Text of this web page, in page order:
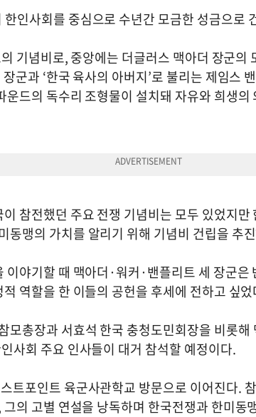
인사회를 중심으로 수년간 모금한 성금으로
기념비로, 중앙에는 더글러스 맥아더 장군의
군과 ‘한국 육사의 아버지’로 불리는 제임스
드의 독수리 조형물이 설치돼 자유와 희생의
참전했던 주요 전쟁 기념비는 모두 있었지
동맹의 가치를 알리기 위해 기념비 건립을 추
이야기할 때 맥아더·워커·밴플리트 세 장군은
역할을 한 이들의 공헌을 후세에 전하고 싶
모총장과 서효석 한국 충청도민회장을 비롯
사회 주요 인사들이 대거 참석할 예정이다.
트포인트 육군사관학교 방문으로 이어진다.
의 고별 연설을 낭독하며 한국전쟁과 한미동